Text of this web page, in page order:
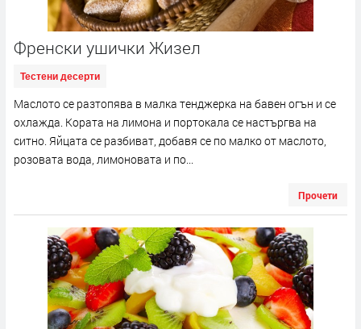
Френски ушички Жизел
Тестени десерти
Маслото се разтопява в малка тенджерка на бавен огън и се
охлажда. Кората на лимона и портокала се настъргва на
ситно. Яйцата се разбиват, добавя се по малко от маслото,
розовата вода, лимоновата и по...
Прочети